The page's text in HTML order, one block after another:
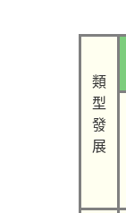
類
型
發
展